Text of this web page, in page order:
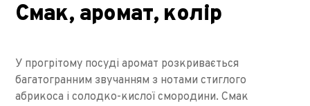
Смак, аромат, колір
У прогрітому посуді аромат розкривається
багатогранним звучанням з нотами стиглого
абрикоса і солодко-кислої смородини. Смак